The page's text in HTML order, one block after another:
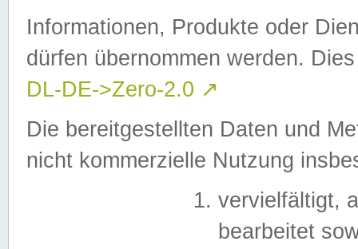
Informationen, Produkte oder
dürfen übernommen werden.
DL-DE->Zero-2.0 ↗
Die bereitgestellten Daten und
nicht kommerzielle Nutzung
vervielfältigt,
bearbeitet